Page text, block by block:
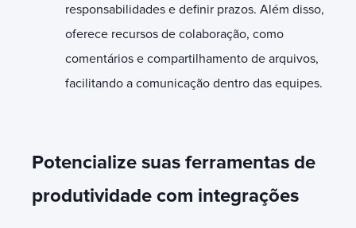
responsabilidades e definir prazos. Além disso,
oferece recursos de colaboração, como
comentários e compartilhamento de arquivos,
facilitando a comunicação dentro das equipes.
Potencialize suas ferramentas de
produtividade com integrações